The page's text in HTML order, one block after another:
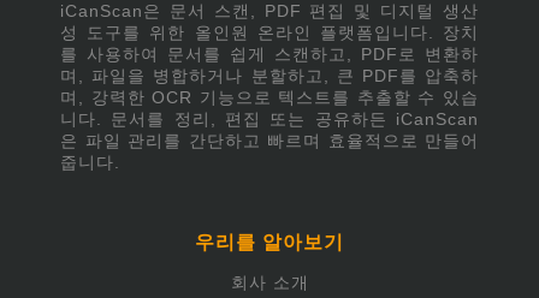
iCanScan은 문서 스캔, PDF 편집 및 디지털 생산
성 도구를 위한 올인원 온라인 플랫폼입니다. 장치
를 사용하여 문서를 쉽게 스캔하고, PDF로 변환하
며, 파일을 병합하거나 분할하고, 큰 PDF를 압축하
며, 강력한 OCR 기능으로 텍스트를 추출할 수 있습
니다. 문서를 정리, 편집 또는 공유하든 iCanScan
은 파일 관리를 간단하고 빠르며 효율적으로 만들어
줍니다.
우리를 알아보기
회사 소개